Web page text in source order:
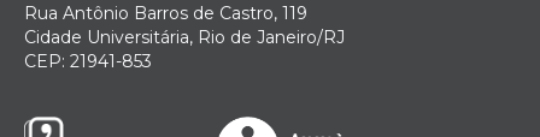
Rua Antônio Barros de Castro, 119
Cidade Universitária, Rio de Janeiro/RJ
CEP: 21941-853